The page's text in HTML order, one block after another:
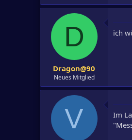
D
Dragon@90
Neues Mitglied
ich
V
Im